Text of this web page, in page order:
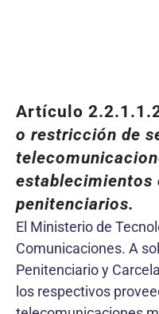
Artículo
o restricción de
establecimientos
penitenciarios.
El Ministerio de
Comunicaciones. A
Penitenciario y
los respectivos